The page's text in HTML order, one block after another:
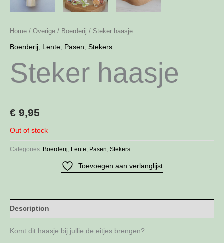
Home / Overige / Boerderij / Steker haasje
Boerderij Lente Pasen Stekers
Steker haasje
€ 9,95
Out of stock
Categories: Boerderij Lente Pasen Stekers
Toevoegen aan verlanglijst
Description
Komt dit haasje bij jullie de eitjes brengen?